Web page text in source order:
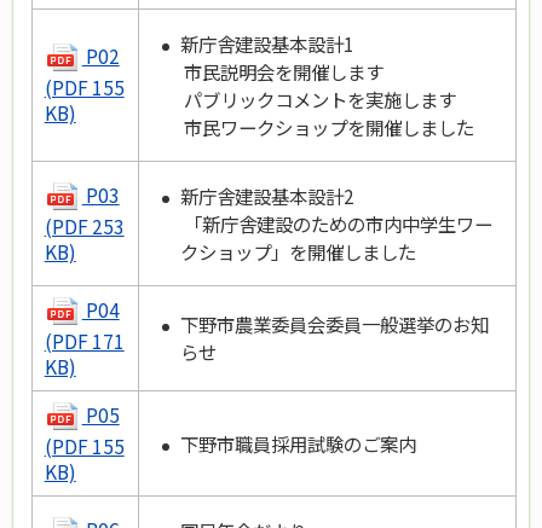
P02
(PDF 155
KB)
新庁舎建設基本設計1
市民説明会を開催します
パブリックコメントを実施します
市民ワークショップを開催しました
P03
(PDF 253
KB)
新庁舎建設基本設計2
「新庁舎建設のための市内中学生ワー
クショップ」を開催しました
P04
(PDF 171
KB)
下野市農業委員会委員一般選挙のお知
らせ
P05
(PDF 155
KB)
下野市職員採用試験のご案内